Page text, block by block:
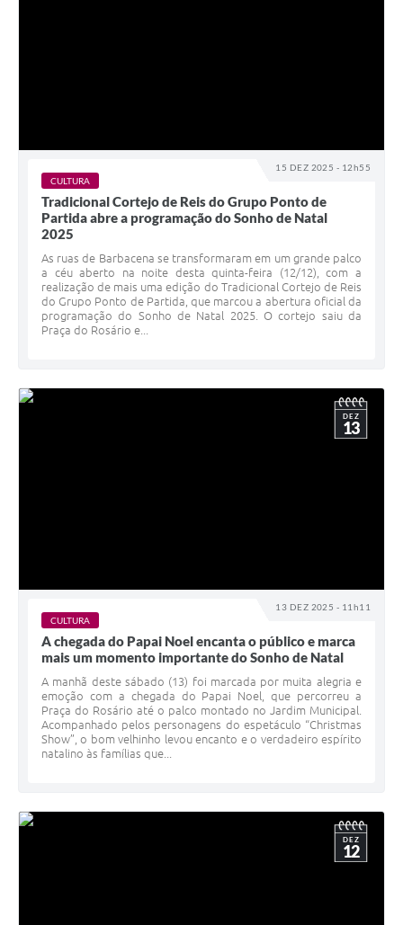
15 DEZ 2025 - 12h55
CULTURA
Tradicional Cortejo de Reis do Grupo Ponto de
Partida abre a programação do Sonho de Natal
2025
As ruas de Barbacena se transformaram em um grande palco
a céu aberto na noite desta quinta-feira (12/12), com a
realização de mais uma edição do Tradicional Cortejo de Reis
do Grupo Ponto de Partida, que marcou a abertura oficial da
programação do Sonho de Natal 2025. O cortejo saiu da
Praça do Rosário e...
13 DEZ 2025 - 11h11
DEZ
13
CULTURA
A chegada do Papai Noel encanta o público e marca
mais um momento importante do Sonho de Natal
A manhã deste sábado (13) foi marcada por muita alegria e
emoção com a chegada do Papai Noel, que percorreu a
Praça do Rosário até o palco montado no Jardim Municipal.
Acompanhado pelos personagens do espetáculo “Christmas
Show”, o bom velhinho levou encanto e o verdadeiro espírito
natalino às famílias que...
DEZ
12